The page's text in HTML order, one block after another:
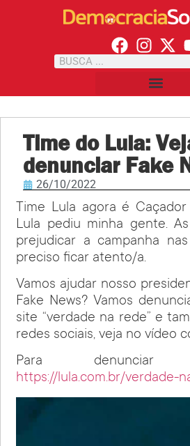
Time do Lula:
denunciar Fake
26/10/2022
Time Lula agora é
Lula pediu minha gente.
prejudicar a campanha
preciso ficar atento/a.
Vamos ajudar nosso
Fake News? Vamos
site “verdade na rede” e
redes sociais, veja no vídeo
Para
https://lula.com.br/verdade-
Tocador